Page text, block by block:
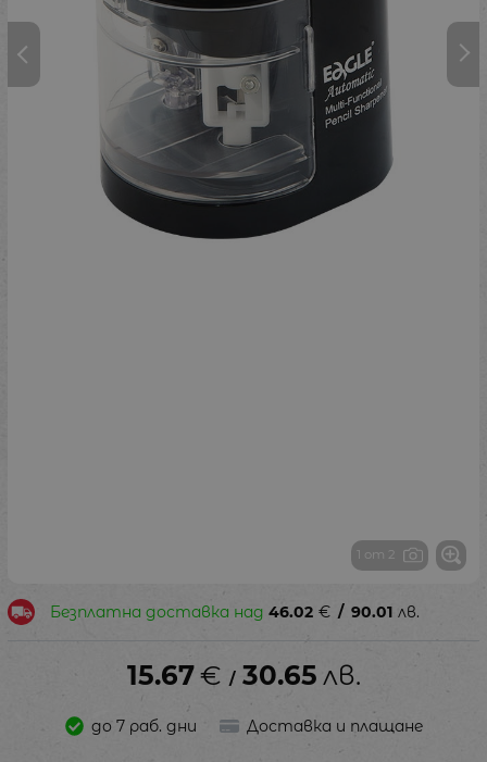
1 от 2
Безплатна доставка над 46.02 € / 90.01 лв.
15.67€ / 30.65 лв.
до 7 раб. дни Доставка и плащане